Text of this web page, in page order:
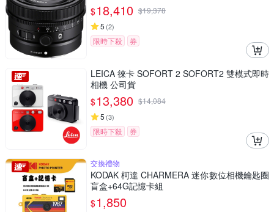
$18,410 $19,378
5 (2)
限時下殺 券
LEICA 徠卡 SOFORT 2 SOFORT2 雙模式即時
相機 公司貨
$13,380 $14,084
5 (3)
限時下殺 券
交換禮物
KODAK 柯達 CHARMERA 迷你數位相機鑰匙圈
盲盒+64G記憶卡組
$1,850